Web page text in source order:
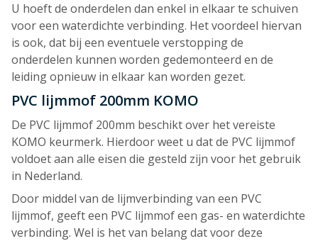
U hoeft de onderdelen dan enkel in elkaar te schuiven
voor een waterdichte verbinding. Het voordeel hiervan
is ook, dat bij een eventuele verstopping de
onderdelen kunnen worden gedemonteerd en de
leiding opnieuw in elkaar kan worden gezet.
PVC lijmmof 200mm KOMO
De PVC lijmmof 200mm beschikt over het vereiste
KOMO keurmerk. Hierdoor weet u dat de PVC lijmmof
voldoet aan alle eisen die gesteld zijn voor het gebruik
in Nederland.
Door middel van de lijmverbinding van een PVC
lijmmof, geeft een PVC lijmmof een gas- en waterdichte
verbinding. Wel is het van belang dat voor deze